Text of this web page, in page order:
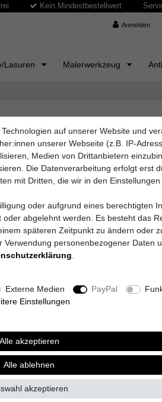
Kein Mindestbestellwert
Anmelden
Lasuren Malerwerkzeug
Meyercordt GmbH
Meyco
UVP 4,20 €
Grundpreis 0,55
Sofort
auf unserer Website und
unserer Webseite (z.B. IP-
Medien von Drittanbietern
Die Datenverarbeitung erfolgt erst
mit Dritten, die wir in den Einstellungen
oder aufgrund eines berechtigten
abgelehnt werden. Es besteht das
späteren Zeitpunkt zu ändern oder
personenbezogener Daten
Externe Medien PayPal
Einstellungen
Alle akzeptieren
Alle ablehnen
akzeptieren